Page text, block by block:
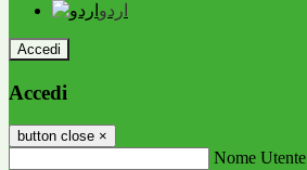
اردو
Accedi
Accedi
button close ×
Nome Utente